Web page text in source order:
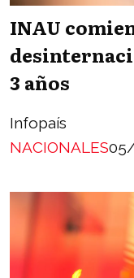
INAU
3 años
Infopaís
NACIONALES